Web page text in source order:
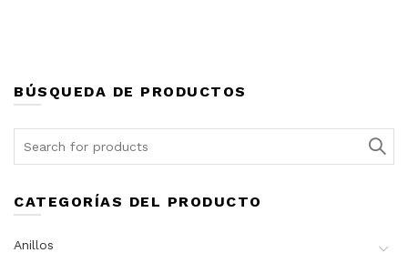
BÚSQUEDA DE PRODUCTOS
CATEGORÍAS DEL PRODUCTO
Anillos